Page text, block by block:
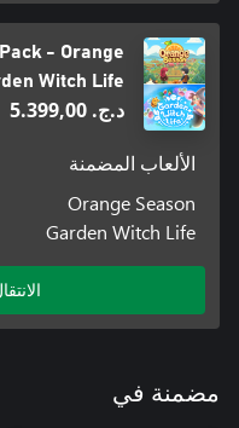
- Orange
Witch Life
د.ج.‏ 5.399,00
الألعاب المضمنة
Orange Season
Garden Witch Life
مضمنة في